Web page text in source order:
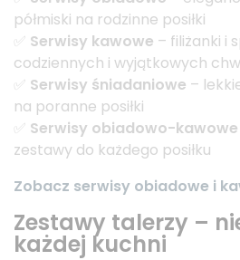
półmiski na rodzinne posiłki
✅ Serwisy kawowe – filiżanki i
codziennych i wyjątkowych
✅ Serwisy śniadaniowe –
na poranne posiłki
✅ Serwisy obiadowo-kawowe
zestawy do każdego posiłku
Zobacz serwisy obiadowe i
Zestawy talerzy –
każdej kuchni